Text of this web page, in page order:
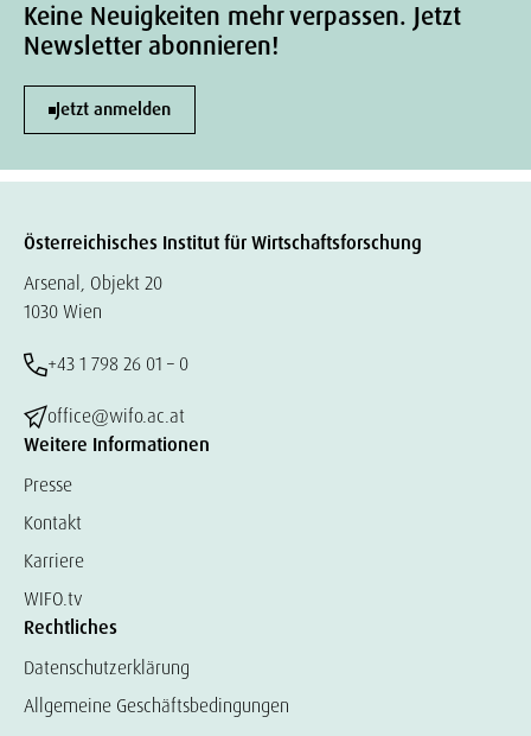
Keine Neuigkeiten mehr verpassen. Jetzt
Newsletter abonnieren!
Jetzt anmelden
Österreichisches Institut für Wirtschaftsforschung
Arsenal, Objekt 20
1030 Wien
+43 1 798 26 01 – 0
office@wifo.ac.at
Weitere Informationen
Presse
Kontakt
Karriere
WIFO.tv
Rechtliches
Datenschutzerklärung
Allgemeine Geschäftsbedingungen